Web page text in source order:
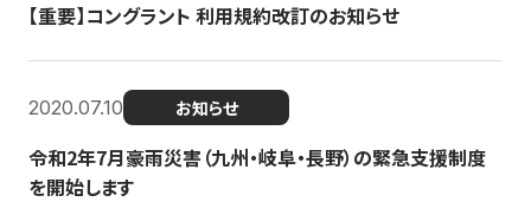
【重要】コングラント 利用規約改訂のお知らせ
2020.07.10 お知らせ
令和2年7月豪雨災害（九州・岐阜・長野）の緊急支援制度
を開始します